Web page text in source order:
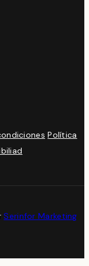
Política
Serinfor Marketing